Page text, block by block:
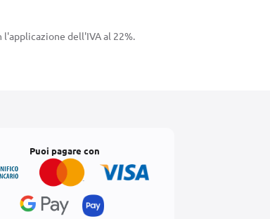
dell'IVA al 22%.
Puoi pagare con